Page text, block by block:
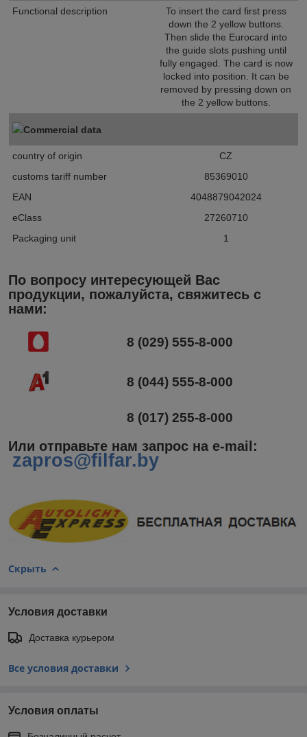
Functional description
To insert the card first press
down the 2 yellow buttons.
Then slide the Eurocard into
the guide slots pushing until
fully engaged. The card is now
locked into position. It can be
removed by pressing down on
the 2 yellow buttons.
Commercial data
country of origin
CZ
customs tariff number
85369010
EAN
4048879042024
eClass
27260710
Packaging unit
1
По вопросу интересующей Вас
продукции, пожалуйста, свяжитесь с
нами:
8 (029) 555-8-000
8 (044) 555-8-000
8 (017) 255-8-000
Или отправьте нам запрос на e-mail :
zapros@filfar.by
Скрыть
Условия доставки
Доставка курьером
Все условия доставки
Условия оплаты